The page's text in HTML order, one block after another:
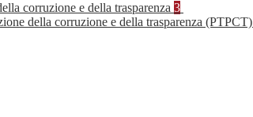
corruzione e della trasparenza 3
della corruzione e della trasparenza (PTPCT)